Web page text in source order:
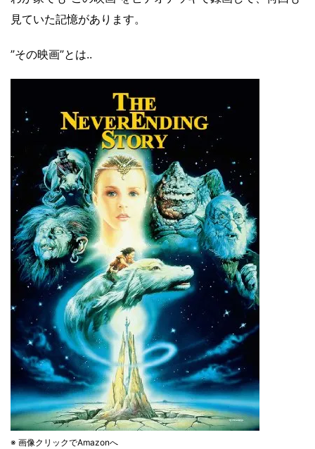
見ていた記憶があります。
”その映画”とは..
※ 画像クリックでAmazonへ